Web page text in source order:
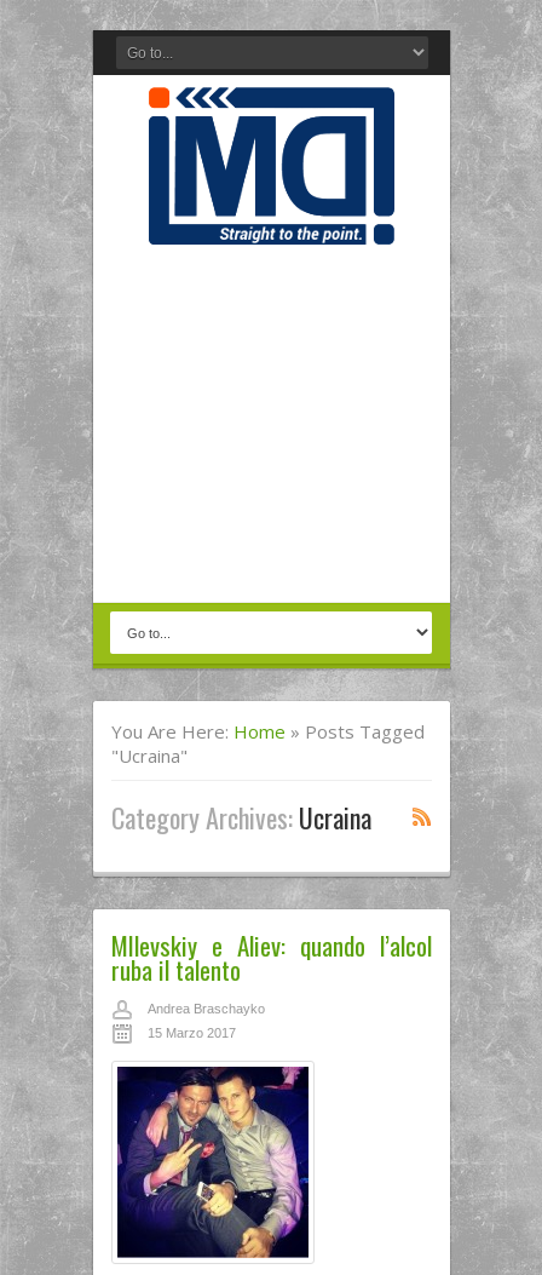
You Are Here: Home » Posts Tagged
"ucraina"
Category Archives:Ucraina
MIlevskiy e Aliev: quando l’alcol
ruba il talento
Andrea Braschayko
15 Marzo 2017